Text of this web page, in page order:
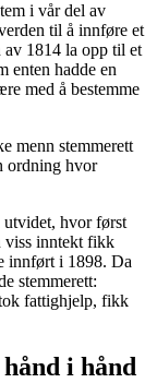
i vår del av
til å innføre et
1814 la opp til et
enten hadde en
med å bestemme
menn stemmerett
ordning hvor
utvidet, hvor først
viss inntekt fikk
innført i 1898. Da
stemmerett:
fattighjelp, fikk
i hånd